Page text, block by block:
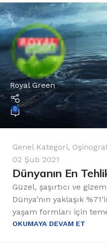
Royal Green
0
Genel Kategori,
02 Şub 2021
Dünyanın En
Güzel, şaşırtıcı ve
Dünya’nın yaklaşık
yaşam formları için
OKUMAYA DEVAM ET